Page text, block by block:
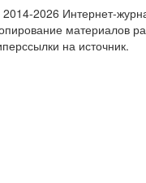
2026 Интернет-
материалов
на источник.